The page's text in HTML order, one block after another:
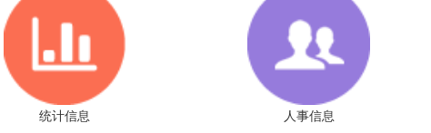
统计信息 人事信息